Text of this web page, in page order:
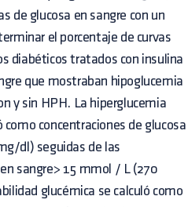
de glucosa en sangre con un
el porcentaje de curvas
diabéticos tratados con insulina
que mostraban hipoglucemia
y sin HPH. La hiperglucemia
concentraciones de glucosa
dl) seguidas de las
sangre> 15 mmol / L (270
glucémica se calculó como